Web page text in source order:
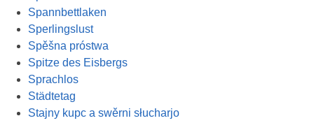
Spannbettlaken
Sperlingslust
Spěšna próstwa
Spitze des Eisbergs
Sprachlos
Städtetag
Stajny kupc a swěrni słucharjo